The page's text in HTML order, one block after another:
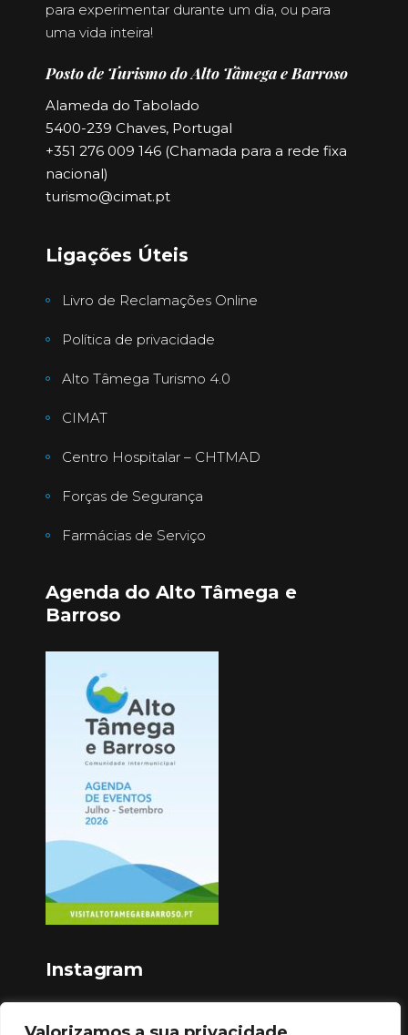
para experimentar durante um dia, ou para
uma vida inteira!
Posto de Turismo do Alto Tâmega e Barroso
Alameda do Tabolado
5400-239 Chaves, Portugal
+351 276 009 146 (Chamada para a rede fixa
nacional)
turismo@cimat.pt
Ligações Úteis
Livro de Reclamações Online
Política de privacidade
Alto Tâmega Turismo 4.0
CIMAT
Centro Hospitalar – CHTMAD
Forças de Segurança
Farmácias de Serviço
Agenda do Alto Tâmega e
Barroso
Instagram